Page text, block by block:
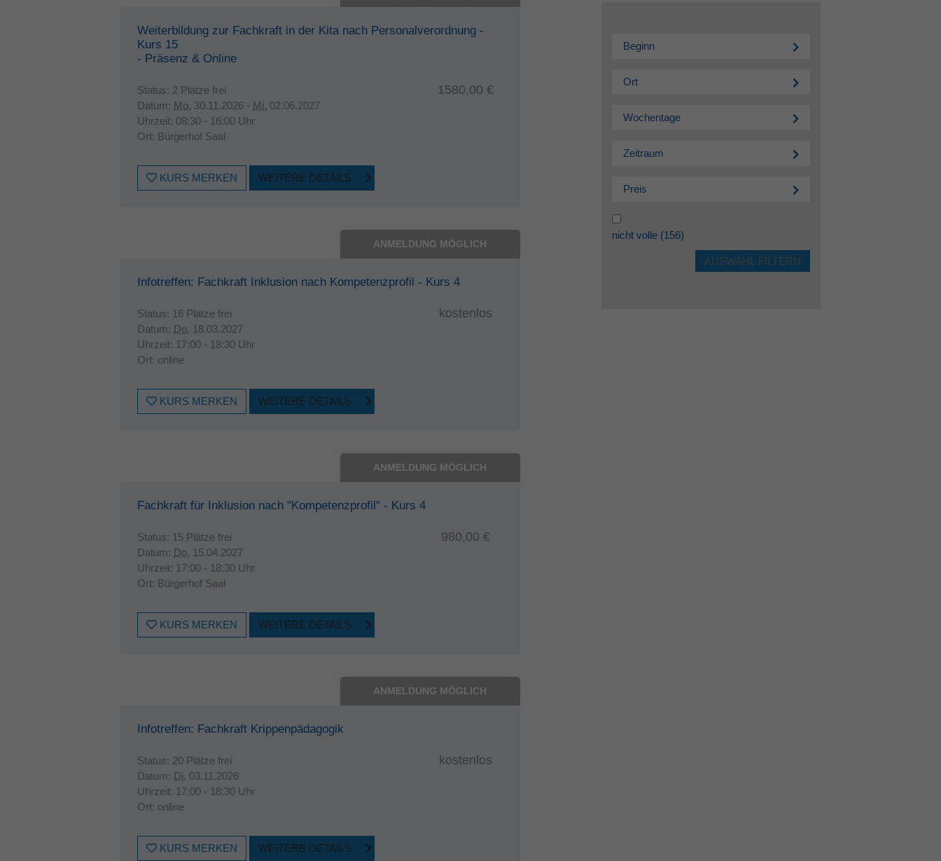
Weiterbildung zur Fachkraft in der Kita nach Personalverordnung -
Kurs 15
- Präsenz & Online
Status: 2 Plätze frei
Datum: Mo. 30.11.2026 - Mi. 02.06.2027
Uhrzeit: 08:30 - 16:00 Uhr
Ort: Bürgerhof Saal
1580,00 €
KURS MERKEN WEITERE DETAILS
ANMELDUNG MÖGLICH
Infotreffen: Fachkraft Inklusion nach Kompetenzprofil - Kurs 4
Status: 16 Plätze frei
Datum: Do. 18.03.2027
Uhrzeit: 17:00 - 18:30 Uhr
Ort: online
kostenlos
KURS MERKEN WEITERE DETAILS
ANMELDUNG MÖGLICH
Fachkraft für Inklusion nach "Kompetenzprofil" - Kurs 4
Status: 15 Plätze frei
Datum: Do. 15.04.2027
Uhrzeit: 17:00 - 18:30 Uhr
Ort: Bürgerhof Saal
980,00 €
KURS MERKEN WEITERE DETAILS
ANMELDUNG MÖGLICH
Infotreffen: Fachkraft Krippenpädagogik
Status: 20 Plätze frei
Datum: Di. 03.11.2026
Uhrzeit: 17:00 - 18:30 Uhr
Ort: online
kostenlos
KURS MERKEN WEITERE DETAILS
Beginn
Ort
Wochentage
Zeitraum
Preis
nicht volle(156)